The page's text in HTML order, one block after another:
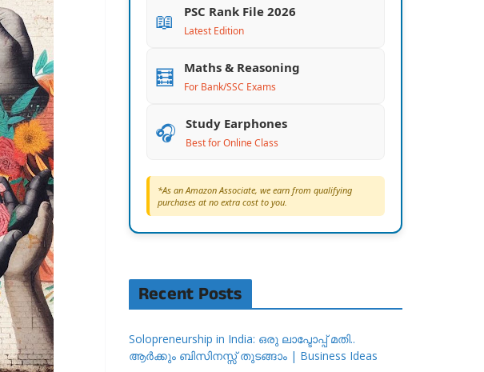
📖 PSC Rank File 2026
Latest Edition
🧮 Maths & Reasoning
For Bank/SSC Exams
🎧 Study Earphones
Best for Online Class
*As an Amazon Associate, we earn from qualifying
purchases at no extra cost to you.
Recent Posts
Solopreneurship in India: ഒരു ലാപ്ടോപ്പ് മതി..
ആർക്കും ബിസിനസ്സ് തുടങ്ങാം | Business Ideas